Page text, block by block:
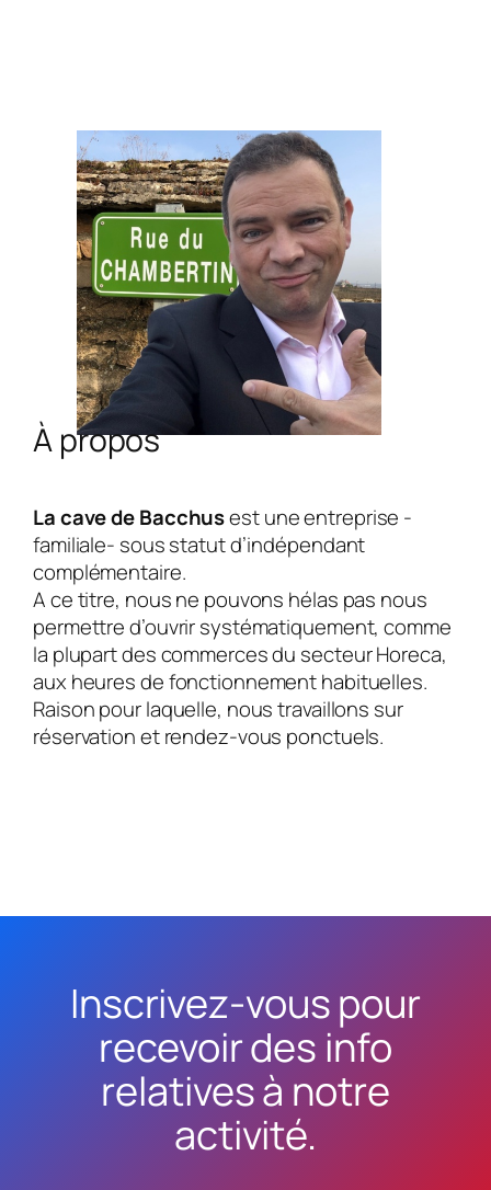
À propos
La cave de Bacchusest une entreprise -
familiale- sous statut d’indépendant
complémentaire.
A ce titre, nous ne pouvons hélas pas nous
permettre d’ouvrir systématiquement, comme
la plupart des commerces du secteur Horeca,
aux heures de fonctionnement habituelles.
Raison pour laquelle, nous travaillons sur
réservation et rendez-vous ponctuels.
Inscrivez-vous pour
recevoir des info
relatives à notre
activité.